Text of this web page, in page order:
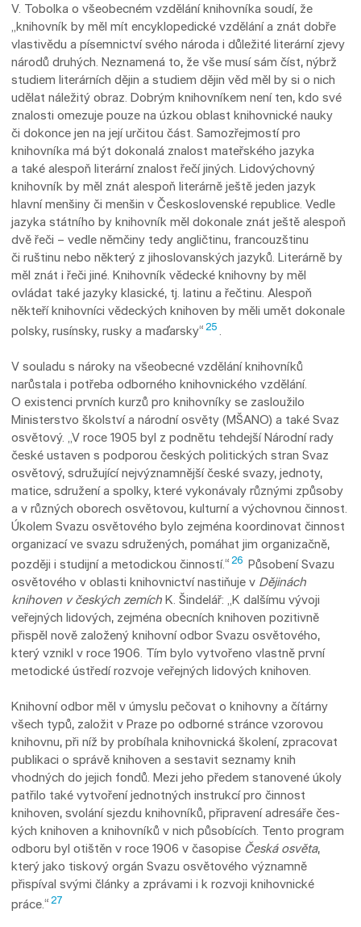
V. Tobolka o všeobecném vzdělání knihovníka soudí, že
„knihovník by měl mít encyklopedické vzdělání a znát dobře
vlastivědu a písemnictví svého národa i důležité literární zjevy
národů druhých. Neznamená to, že vše musí sám číst, nýbrž
studiem literárních dějin a studiem dějin věd měl by si o nich
udělat náležitý obraz. Dobrým knihovníkem není ten, kdo své
znalosti omezuje pouze na úzkou oblast knihovnické nauky
či dokonce jen na její určitou část. Samozřejmostí pro
knihovníka má být dokonalá znalost mateřského jazyka
a také alespoň literární znalost řečí jiných. Lidovýchovný
knihovník by měl znát alespoň literárně ještě jeden jazyk
hlavní menšiny či menšin v Československé republice. Vedle
jazyka státního by knihovník měl dokonale znát ještě alespoň
dvě řeči – vedle němčiny tedy angličtinu, francouzštinu
či ruštinu nebo některý z jihoslovanských jazyků. Literárně by
měl znát i řeči jiné. Knihovník vědecké knihovny by měl
ovládat také jazyky klasické, tj. latinu a řečtinu. Alespoň
někteří knihovníci vědeckých knihoven by měli umět dokonale
polsky, rusínsky, rusky a maďarsky“ 25 .
V souladu s nároky na všeobecné vzdělání knihovníků
narůstala i potřeba odborného knihovnického vzdělání.
O existenci prvních kurzů pro knihovníky se zasloužilo
Ministerstvo školství a národní osvěty (MŠANO) a také Svaz
osvětový. „V roce 1905 byl z podnětu tehdejší Národní rady
české ustaven s podporou českých politických stran Svaz
osvětový, sdružující nejvýznamnější české svazy, jednoty,
matice, sdružení a spolky, které vykonávaly různými způsoby
a v různých oborech osvětovou, kulturní a výchovnou činnost.
Úkolem Svazu osvětového bylo zejména koordinovat činnost
organizací ve svazu sdružených, pomáhat jim organizačně,
později i studijní a metodickou činnos­tí.“ 26 Působení Svazu
osvětového v oblasti knihovnictví nastiňuje v Dějinách
knihoven v českých zemích K. Šindelář: „K dalšímu vývoji
veřejných lidových, zejména obecních knihoven pozitivně
přispěl nově založený knihovní odbor Svazu osvětového,
který vznikl v roce 1906. Tím bylo vytvořeno vlastně první
metodické ústředí rozvoje veřejných lidových knihoven.
Knihovní odbor měl v úmyslu pečovat o knihovny a čítárny
všech typů, založit v Praze po odborné stránce vzorovou
knihovnu, při níž by probíhala knihovnická školení, zpracovat
publikaci o správě knihoven a sestavit seznamy knih
vhodných do jejich fondů. Mezi jeho předem stanovené úkoly
patřilo také vytvoření jednotných instrukcí pro činnost
knihoven, svolá­ní sjezdu knihovníků, připravení adresáře čes­
kých knihoven a knihovníků v nich působících. Tento program
odboru byl otištěn v roce 1906 v časopise Česká osvěta,
který jako tiskový orgán Svazu osvětového významně
přispíval svými články a zprávami i k rozvoji knihovnické
práce.“ 27